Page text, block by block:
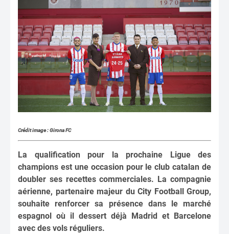
Crédit image : Girona FC
La qualification pour la prochaine Ligue des
champions est une occasion pour le club catalan de
doubler ses recettes commerciales. La compagnie
aérienne, partenaire majeur du City Football Group,
souhaite renforcer sa présence dans le marché
espagnol où il dessert déjà Madrid et Barcelone
avec des vols réguliers.